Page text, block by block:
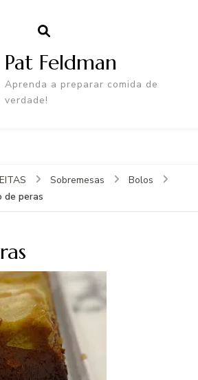
Pat Feldman
Aprenda a preparar comida de
verdade!
Sobremesas
Bolos
de peras